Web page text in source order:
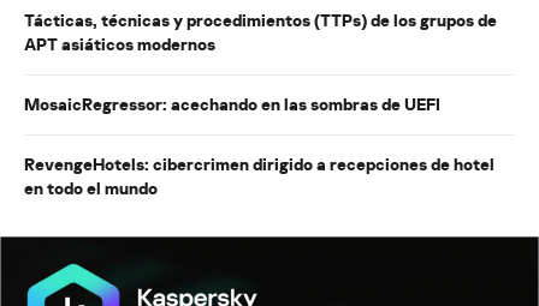
Tácticas, técnicas y procedimientos (TTPs) de los grupos de
APT asiáticos modernos
MosaicRegressor: acechando en las sombras de UEFI
RevengeHotels: cibercrimen dirigido a recepciones de hotel
en todo el mundo